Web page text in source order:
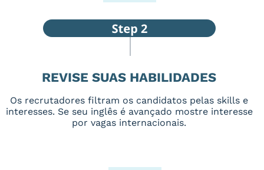
REVISE SUAS HABILIDADES
Os recrutadores filtram os candidatos pelas skills e
interesses. Se seu inglês é avançado mostre interesse
por vagas internacionais.